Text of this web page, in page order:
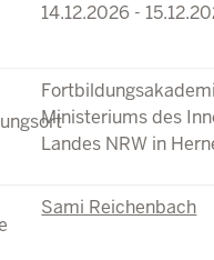
14.12.2026 -
Ministeriums des
Landes NRW in
Sami Reichenbach